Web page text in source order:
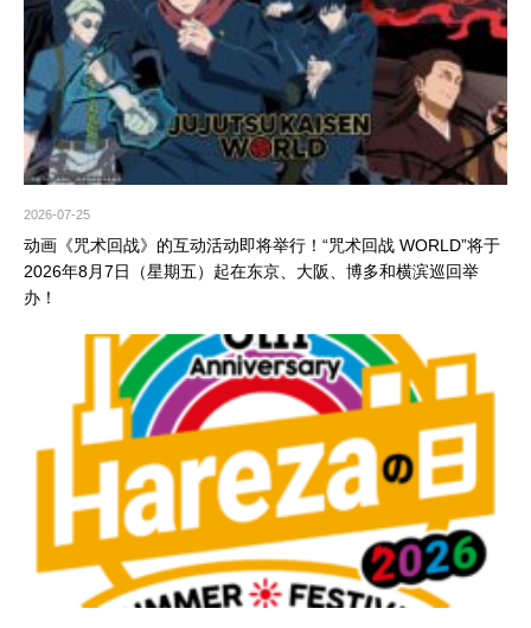
2026-07-25
动画《咒术回战》的互动活动即将举行！“咒术回战 WORLD”将于
2026年8月7日（星期五）起在东京、大阪、博多和横滨巡回举
办！